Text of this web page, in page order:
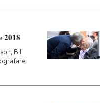
2018
Bill